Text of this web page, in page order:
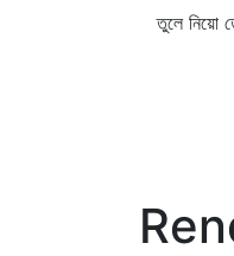
তুলে নিয়ো